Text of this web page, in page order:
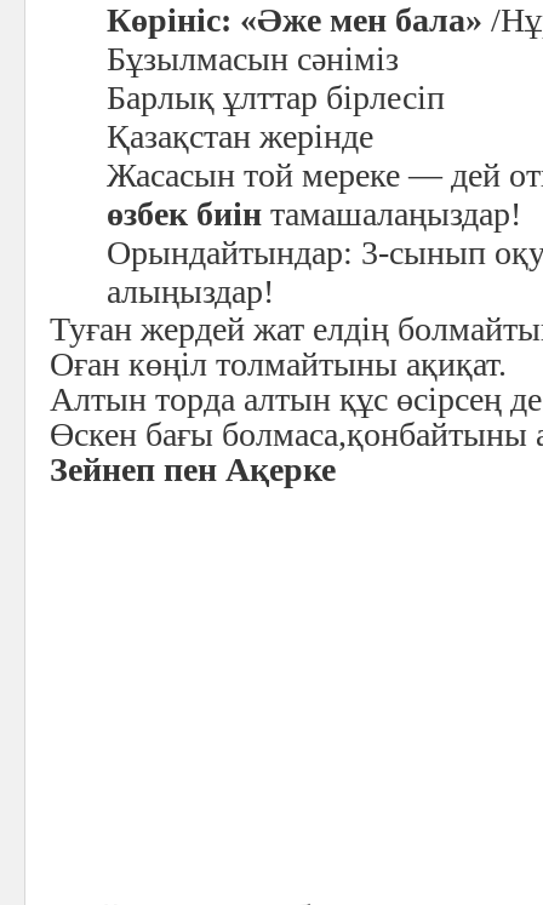
Көрініс: «Әже мен бала» /
Бұзылмасын сәніміз
Барлық ұлттар бірлесіп
Қазақстан жерінде
Жасасын той мереке — дей
өзбек биін тамашалаңыздар!
Орындайтындар: 3-сынып
алыңыздар!
Туған жердей жат елдің
Оған көңіл толмайтыны ақиқат.
Алтын торда алтын құс өсірсең
Өскен бағы
Зейнеп пен Ақерке